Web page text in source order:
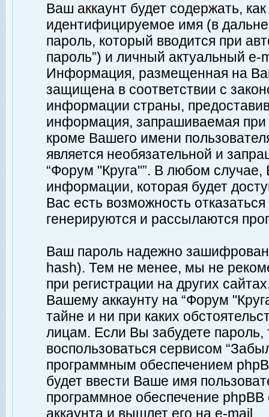
Ваш аккаунт будет содержать,
идентифицируемое имя (в
пароль, который вводится при
пароль”) и личный актуальный
Информация, размещенная на
защищена в соответствии с
информации страны,
информация, запрашиваемая при
кроме Вашего имени
является необязательной и
“Форум "Круга"”. В любом
информации, которая будет
Вас есть возможность
генерируются и рассылаются
Ваш пароль надежно
hash). Тем не менее, мы не
при регистрации на других
Вашему аккаунту на “Форум
тайне и ни при каких
лицам. Если Вы забудете пароль,
воспользоваться сервисом
программным обеспечением
будет ввести Ваше имя
программное обеспечение
аккаунта и вышлет его на e-mail.